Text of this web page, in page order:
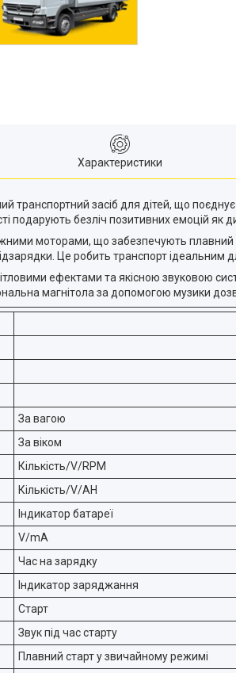
Характеристики
транспортний засіб для дітей, що
подарують безліч позитивних емоцій як
моторами, що забезпечують плавний
Це робить транспорт ідеальним
ефектами та якісною звуковою
магнітола за допомогою музики
За вагою
За віком
Кількість/V/RPM
Кількість/V/AH
Індикатор батареї
V/mA
Час на зарядку
Індикатор заряджання
Старт
Звук під час старту
Плавний старт у звичайному режимі